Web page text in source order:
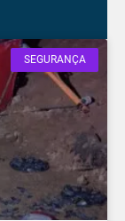
SEGURANÇA